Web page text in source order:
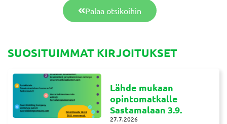
Palaa otsikoihin
SUOSITUIMMAT KIRJOITUKSET
Lähde mukaan
opintomatkalle
Sastamalaan 3.9.
27.7.2026